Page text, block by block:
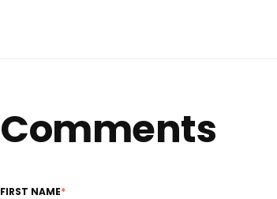
Comments
FIRST NAME*